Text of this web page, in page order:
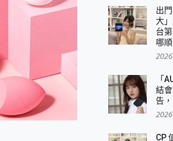
保護的隨身碟或SD卡
版全解析 × 年末優惠，一篇全看懂
2 幻彩膠囊投影機｜結合「 智
械鍵盤與 Mercury X 系列 輕量無線電
寬曲面電競螢幕，多工辦公、爽度滿
銷宣告驗證的手機配件品牌
海報徵稿活動」好康大放送
薄型磁吸無線急速行動電源 開箱 評
！支援 iOS/Android！
出
大
台
哪
「
結
告
CP